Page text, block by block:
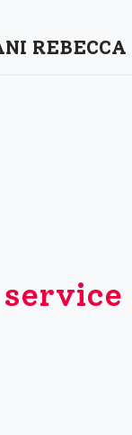
REBECCA
service